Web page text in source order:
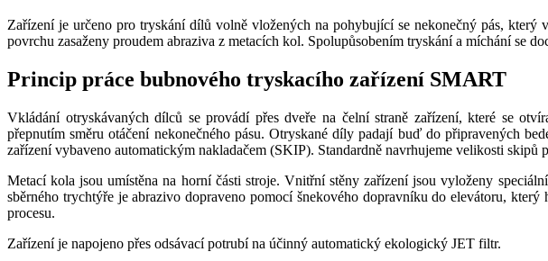
Zařízení je určeno pro tryskání dílů volně vložených na pohybující se nekonečný pás,
povrchu zasaženy proudem abraziva z metacích kol. Spolupůsobením tryskání a míchání se
Princip práce bubnového tryskacího zařízení SMART
Vkládání otryskávaných dílců se provádí přes dveře na čelní straně zařízení, které se
přepnutím směru otáčení nekonečného pásu. Otryskané díly padají buď do připravených
zařízení vybaveno automatickým nakladačem (SKIP). Standardně navrhujeme velikosti
Metací kola jsou umístěna na horní části stroje. Vnitřní stěny zařízení jsou vyloženy
sběrného trychtýře je abrazivo dopraveno pomocí šnekového dopravníku do elevátoru,
procesu.
Zařízení je napojeno přes odsávací potrubí na účinný automatický ekologický JET filtr.